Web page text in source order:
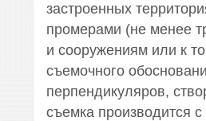
застроенных
промерами (не менее
и сооружениям или к
съемочного
перпендикуляров,
съемка производится